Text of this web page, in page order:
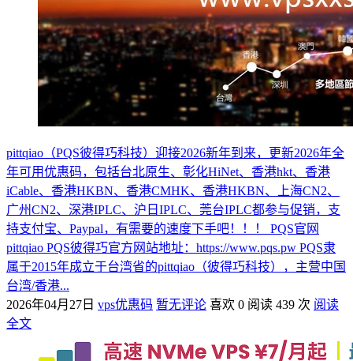
pittqiao（PQS彼得巧科技）迎接2026新年到来，更新2026年全
年可用优惠码，包括台北原生、彰化HiNet、香港hkt、香港
iCable、香港HKBN、香港CMHK、香港HKBN、上海CN2、
广州CN2、深港IPLC、沪日IPLC、莞台IPLC都参与促销，支
持支付宝、Paypal，有需要的速度下手吧！！！ PQS官网
pittqiao PQS彼得巧官方网站地址：https://www.pqs.pw PQS隶
属于2015年成立于台湾省的pittqiao（彼得巧科技），主营中国
台湾/香港...
2026年04月27日 vps优惠码 暂无评论 喜欢 0 阅读 439 次 阅读
全文